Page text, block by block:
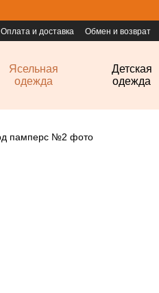
Оплата и доставка Обмен и возврат
Ясельная
одежда
Детская
одежда